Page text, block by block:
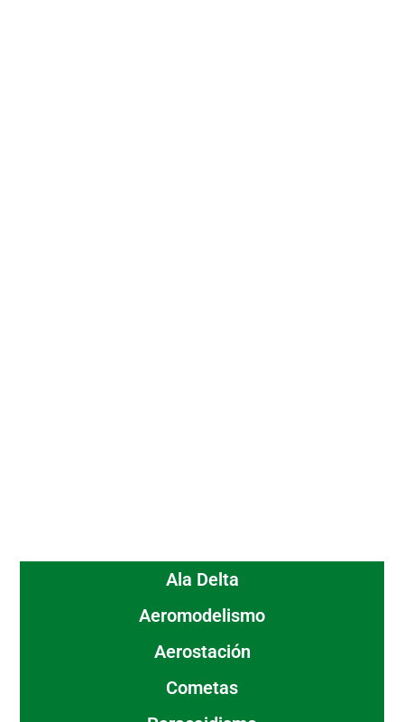
Ala Delta
Aeromodelismo
Aerostación
Cometas